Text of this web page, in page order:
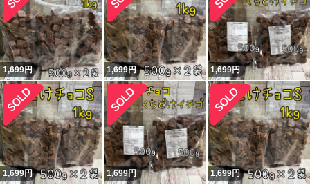
1,699円 1,699円 1,699円
1,699円 1,699円 1,699円